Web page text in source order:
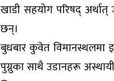
खाडी सहयोग परिषद्
छन्।
बुधबार कुवेत विमानस्थलमा
पुग्नुका साथै उडानहरू